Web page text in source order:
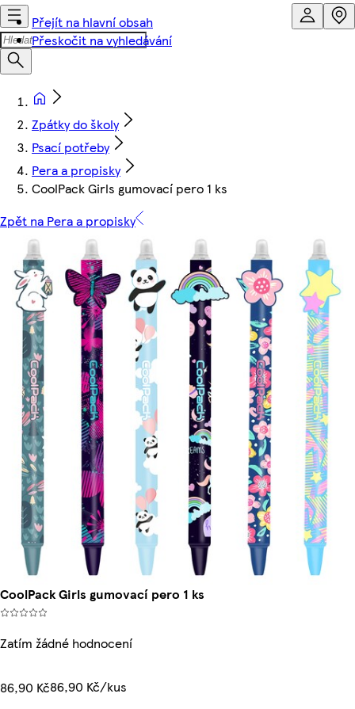
Přejít na hlavní obsah
Přeskočit na vyhledávání
Zpátky do školy
Psací potřeby
Pera a propisky
CoolPack Girls gumovací pero 1 ks
Zpět na Pera a propisky
CoolPack Girls gumovací pero 1 ks
Zatím žádné hodnocení
86,90 Kč86,90 Kč/kus